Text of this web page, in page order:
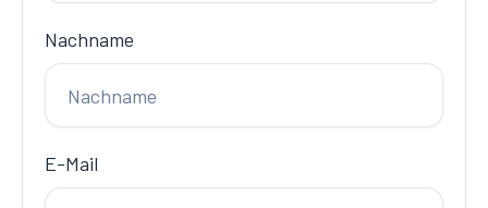
Nachname
E-Mail